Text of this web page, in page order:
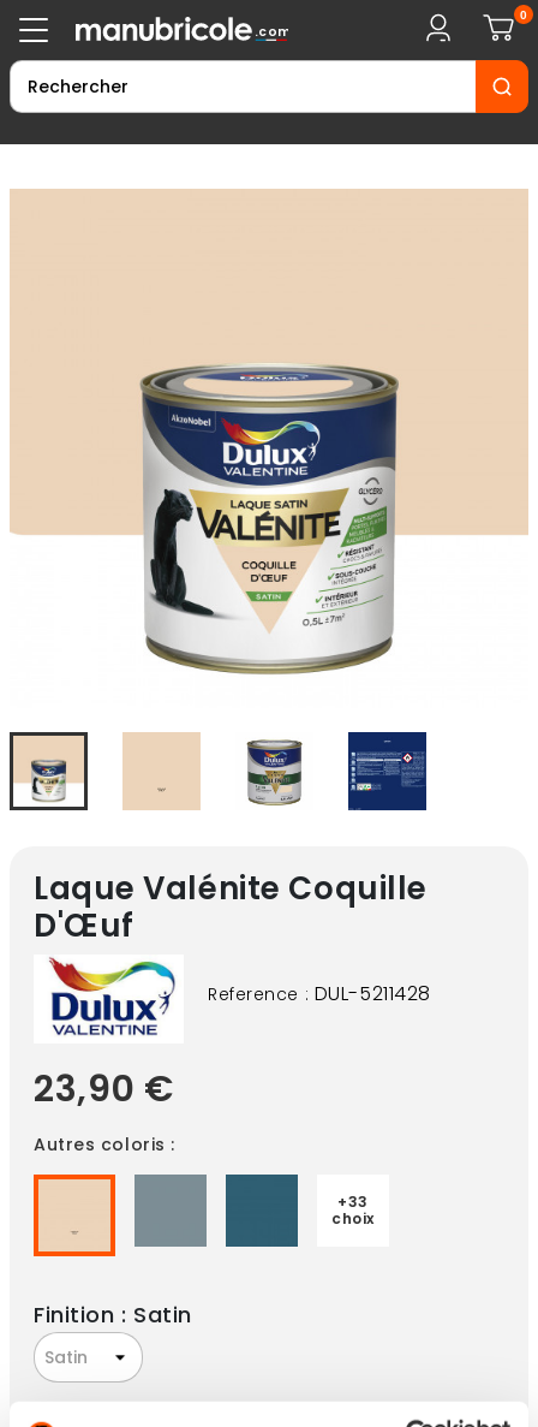
Laque Valénite Coquille
D'Œuf
Reference : DUL-5211428
23,90 €
Autres coloris :
+33
choix
Finition : Satin
Conditionnement : 0,5 L
.com
0